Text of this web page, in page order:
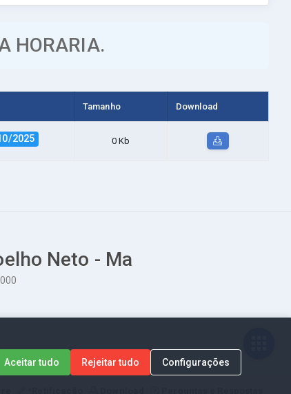
HORARIA.
Tamanho Download
2025 0 Kb
Neto - Ma
Aceitar tudo Rejeitar tudo Configurações